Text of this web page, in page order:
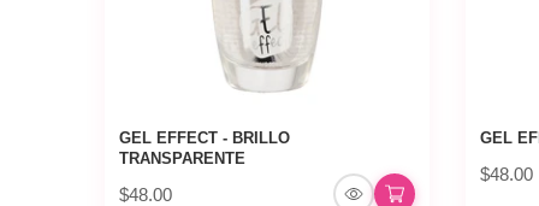
GEL EFFECT - BRILLO
TRANSPARENTE
$48.00
GEL
$48.00